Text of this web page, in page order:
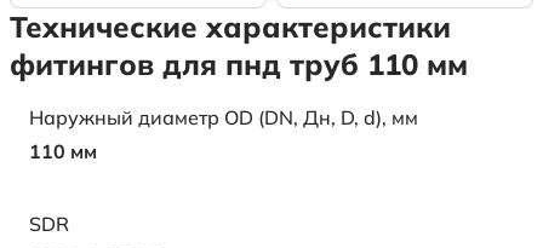
Технические характеристики
фитингов для пнд труб 110 мм
Наружный диаметр OD (DN, Дн, D, d), мм
110 мм
SDR